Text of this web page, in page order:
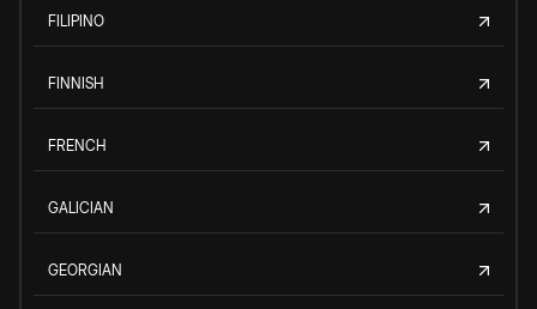
FILIPINO
FINNISH
FRENCH
GALICIAN
GEORGIAN